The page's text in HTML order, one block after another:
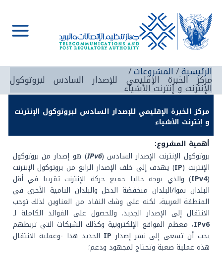
إلى
المحتوى
Main
الرئيسية المشروعات
مركز الخبرة الإقليمي للإصدار السادس لبروتوكول
الإنترنت و إنترنت الأشياء
مركز الخبرة الإقليمي للإصدار السادس لبروتوكول الإنترنت
و إنترنت الأشياء
أهمية المشروع:
بروتوكول الإنترنت الإصدار السادس (IPv6) هو إصدار من بروتوكول
الإنترنت (IP) يهدف إلى خلف الإصدار الرابع من بروتوكول الإنترنت
(
IPv4) والذي يوجه حاليا جميع حركة الإنترنت تقريبا في أقل
البلدان نموا/البلدان منخفضة الدخل والبلدان النامية الأخرى في
المنطقة العربية، لكنه على وشك النفاد من العناوين لذلك توجب
الانتقال إلى الإصدار الجديد. وللحصول على الفوائد الكاملة لـ
IPv6، معظم المواقع الإلكترونية وكذلك الشبكات التي تربطهم
يجب أن تسعى إلى نشر إصدار IP الجديد هذا -وعملية الانتقال
هذه عملية صعبة وتحتاج لمجهود ودعم؛